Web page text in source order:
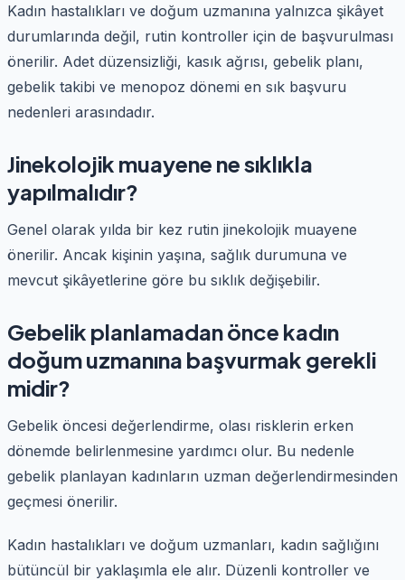
Kadın hastalıkları ve doğum uzmanına yalnızca şikâyet
durumlarında değil, rutin kontroller için de başvurulması
önerilir. Adet düzensizliği, kasık ağrısı, gebelik planı,
gebelik takibi ve menopoz dönemi en sık başvuru
nedenleri arasındadır.
Jinekolojik muayene ne sıklıkla
yapılmalıdır?
Genel olarak yılda bir kez rutin jinekolojik muayene
önerilir. Ancak kişinin yaşına, sağlık durumuna ve
mevcut şikâyetlerine göre bu sıklık değişebilir.
Gebelik planlamadan önce kadın
doğum uzmanına başvurmak gerekli
midir?
Gebelik öncesi değerlendirme, olası risklerin erken
dönemde belirlenmesine yardımcı olur. Bu nedenle
gebelik planlayan kadınların uzman değerlendirmesinden
geçmesi önerilir.
Kadın hastalıkları ve doğum uzmanları, kadın sağlığını
bütüncül bir yaklaşımla ele alır. Düzenli kontroller ve